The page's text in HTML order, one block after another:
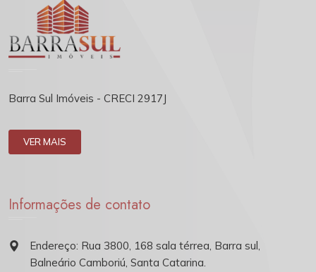
Barra Sul Imóveis - CRECI 2917J
VER MAIS
Informações de contato
Endereço: Rua 3800, 168 sala térrea, Barra sul,
Balneário Camboriú, Santa Catarina.